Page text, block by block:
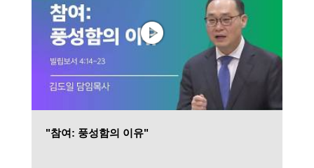
"참여: 풍성함의 이유"